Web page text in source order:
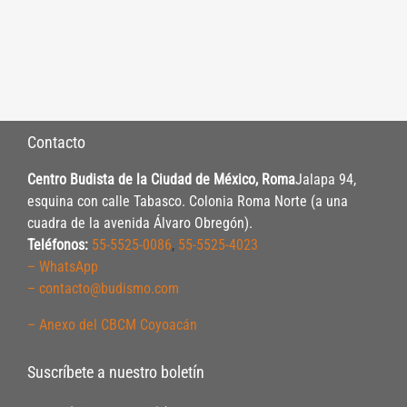
Contacto
Centro Budista de la Ciudad de México, RomaJalapa 94,
esquina con calle Tabasco. Colonia Roma Norte (a una
cuadra de la avenida Álvaro Obregón).
Teléfonos: 55-5525-0086, 55-5525-4023
– WhatsApp
– contacto@budismo.com
– Anexo del CBCM Coyoacán
Suscríbete a nuestro boletín